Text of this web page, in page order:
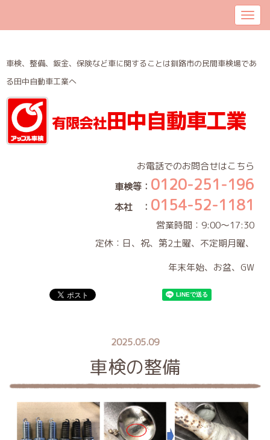
車検、整備、鈑金、保険など車に関することは釧路市の民間車検場であ
る田中自動車工業へ
お電話でのお問合せはこちら
車検等： 0120-251-196
本社 ： 0154-52-1181
営業時間：9:00～17:30
定休：日、祝、第2土曜、不定期月曜、
年末年始、お盆、GW
2025.05.09
車検の整備